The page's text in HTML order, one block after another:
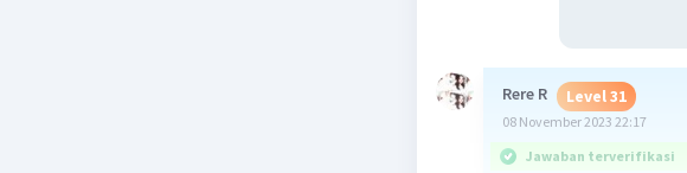
Rere R Level 31
08 November 2023 22:17
Jawaban terverifikasi